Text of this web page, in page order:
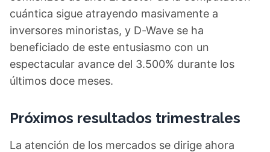
cuántica sigue atrayendo masivamente a
inversores minoristas, y D-Wave se ha
beneficiado de este entusiasmo con un
espectacular avance del 3.500% durante los
últimos doce meses.
Próximos resultados trimestrales
La atención de los mercados se dirige ahora